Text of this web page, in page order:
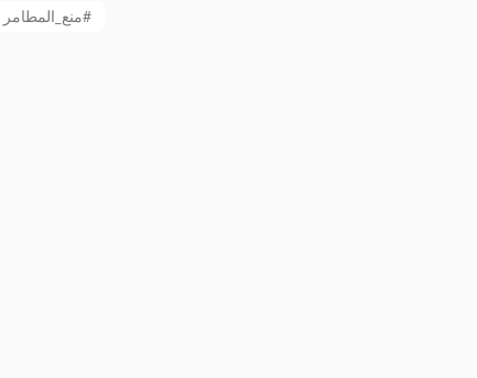
منع_المطامر#